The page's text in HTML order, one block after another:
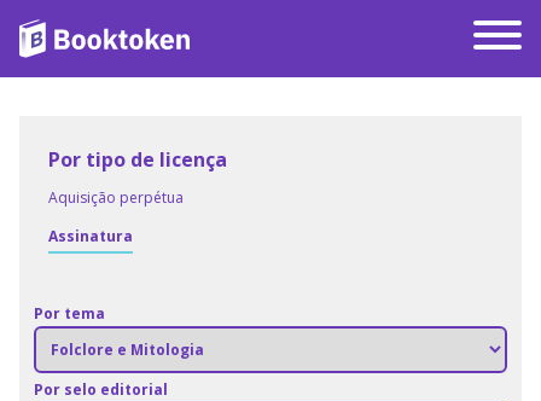
Por tipo de licença
Aquisição perpétua
Assinatura
Por tema
Por selo editorial